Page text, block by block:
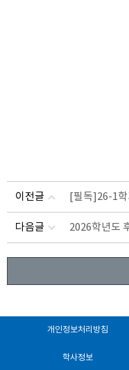
이전글
다음글
개인정보처리방침
학사정보